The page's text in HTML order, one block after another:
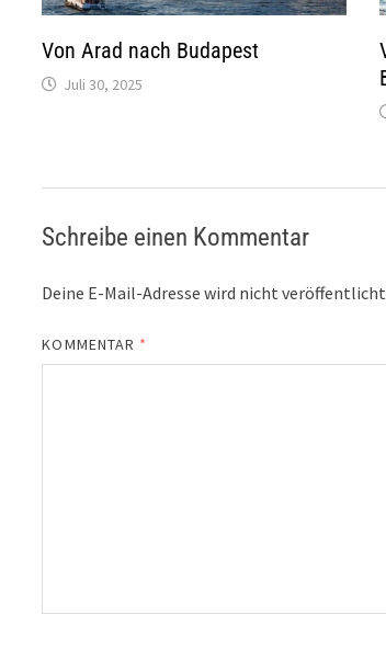
Von Arad nach Budapest
Juli 30, 2025
Schreibe einen Kommentar
Deine E-Mail-Adresse wird nicht
KOMMENTAR *